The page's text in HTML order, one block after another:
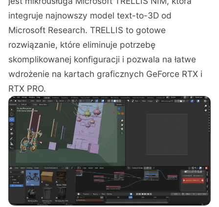
integruje najnowszy model text-to-3D od
Microsoft Research. TRELLIS to gotowe
rozwiązanie, które eliminuje potrzebę
skomplikowanej konfiguracji i pozwala na łatwe
wdrożenie na kartach graficznych GeForce RTX i
RTX PRO.